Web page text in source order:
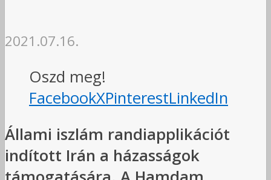
2021.07.16.
Oszd meg!
FacebookXPinterestLinkedIn
Állami iszlám randiapplikációt
indított Irán a házasságok